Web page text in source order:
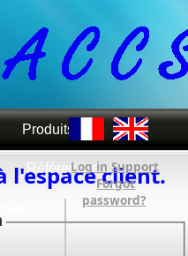
Produits
RéférencesLog in Support
Forgot
password?
l'espace client.